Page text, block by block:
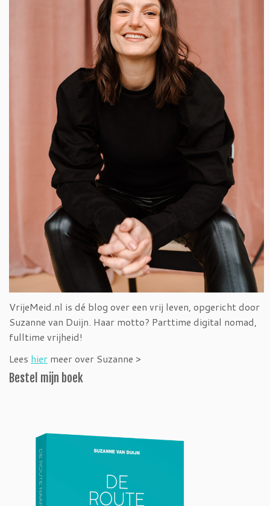
VrijeMeid.nl is dé blog over een vrij leven, opgericht door
Suzanne van Duijn. Haar motto? Parttime digital nomad,
fulltime vrijheid!
Lees hier meer over Suzanne >
Bestel mijn boek